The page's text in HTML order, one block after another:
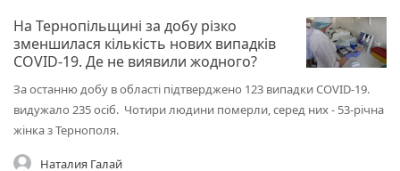
На Тернопільщині за добу різко
зменшилася кількість нових випадків
COVID-19. Де не виявили жодного?
За останню добу в області підтверджено 123 випадки COVID-19.
видужало 235 осіб. Чотири людини померли, серед них - 53-річна
жінка з Тернополя.
Наталия Галай